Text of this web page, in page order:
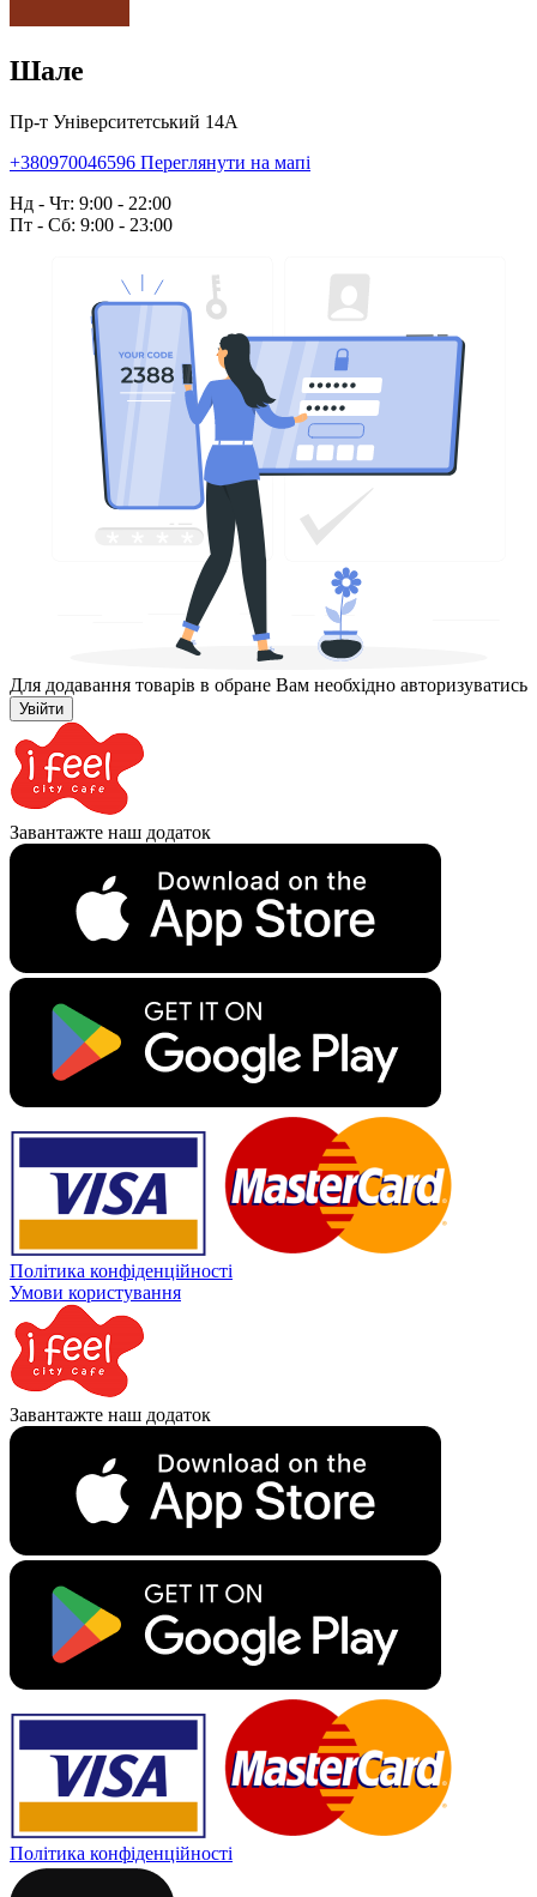
Шале
Пр-т Університетський 14А
+380970046596 Переглянути на мапі
Нд - Чт: 9:00 - 22:00
Пт - Сб: 9:00 - 23:00
Для додавання товарів в обране Вам необхідно авторизуватись
Увійти
Завантажте наш додаток
Політика конфіденційності
Умови користування
Завантажте наш додаток
Політика конфіденційності